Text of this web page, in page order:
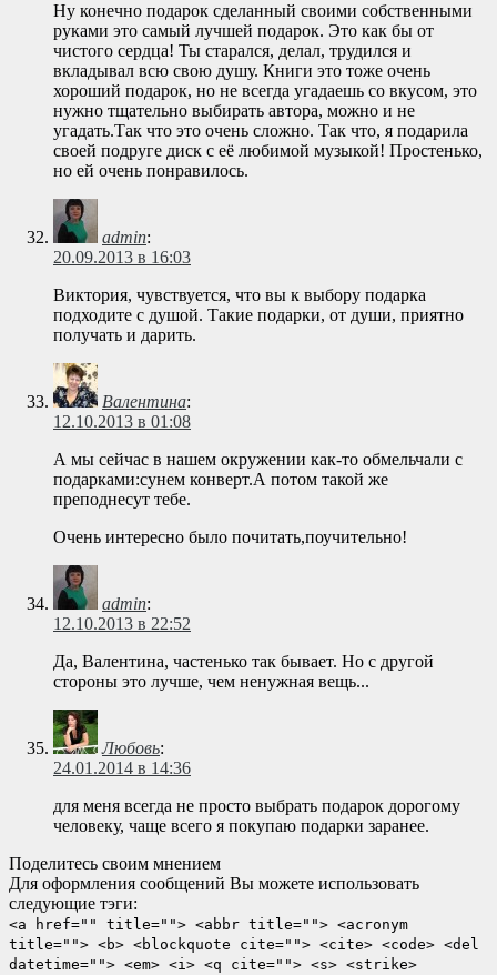
Ну конечно подарок сделанный своими собственными
руками это самый лучшей подарок. Это как бы от
чистого сердца! Ты старался, делал, трудился и
вкладывал всю свою душу. Книги это тоже очень
хороший подарок, но не всегда угадаешь со вкусом, это
нужно тщательно выбирать автора, можно и не
угадать.Так что это очень сложно. Так что, я подарила
своей подруге диск с её любимой музыкой! Простенько,
но ей очень понравилось.
admin:
20.09.2013 в 16:03
Виктория, чувствуется, что вы к выбору подарка
подходите с душой. Такие подарки, от души, приятно
получать и дарить.
Валентина:
12.10.2013 в 01:08
А мы сейчас в нашем окружении как-то обмельчали с
подарками:сунем конверт.А потом такой же
преподнесут тебе.
Очень интересно было почитать,поучительно!
admin:
12.10.2013 в 22:52
Да, Валентина, частенько так бывает. Но с другой
стороны это лучше, чем ненужная вещь...
Любовь:
24.01.2014 в 14:36
для меня всегда не просто выбрать подарок дорогому
человеку, чаще всего я покупаю подарки заранее.
Поделитесь своим мнением
Для оформления сообщений Вы можете использовать
следующие тэги:
<a href="" title=""> <abbr title=""> <acronym
title=""> <b> <blockquote cite=""> <cite> <code> <del
datetime=""> <em> <i> <q cite=""> <s> <strike>